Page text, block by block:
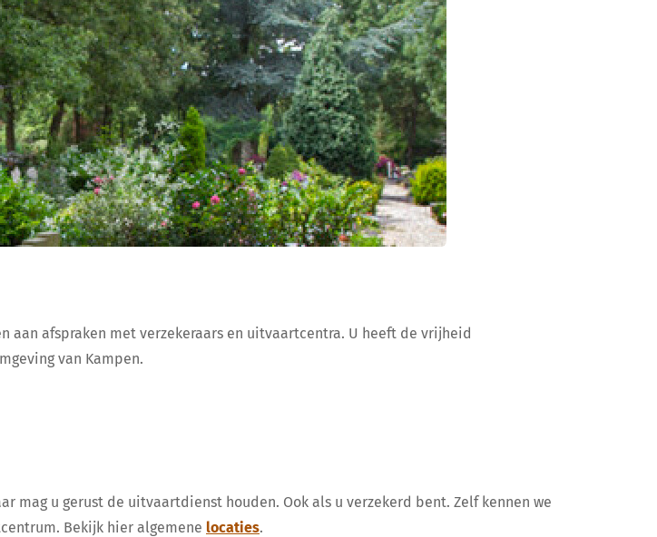
afspraken met verzekeraars en uitvaartcentra. U heeft de vrijheid
van Kampen.
mag u gerust de uitvaartdienst houden. Ook als u verzekerd bent. Zelf kennen we
Bekijk hier algemene locaties.